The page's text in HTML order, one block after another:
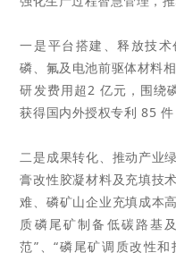
一是平台搭建、释放技
磷、氟及电池前驱体材料
研发费用超2 亿元，围绕
获得国内外授权专利 85 件
二是成果转化、推动产业
膏改性胶凝材料及充填技
难、磷矿山企业充填成本
质磷尾矿制备低碳路基
范”、“磷尾矿调质改性